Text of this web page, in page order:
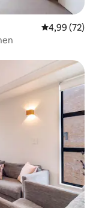
4,99 av 5 i
4,99 (72)